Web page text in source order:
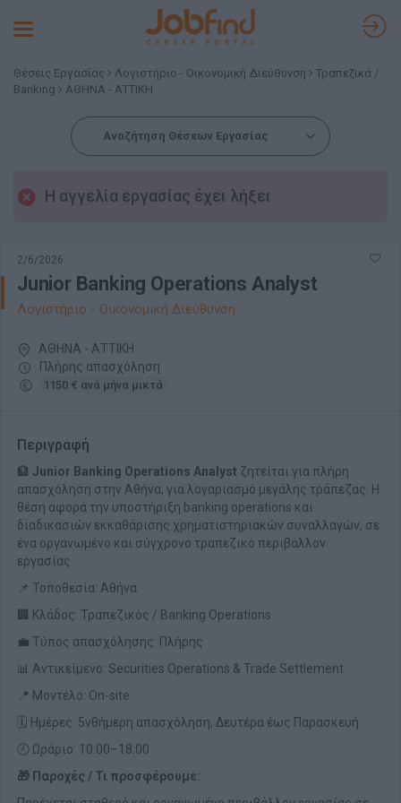
Toggle
Θέσεις Εργασίας Λογιστήριο - Οικονομική Διεύθυνση
Τραπεζικά /
Banking
ΑΘΗΝΑ - ΑΤΤΙΚΗ
Αναζήτηση Θέσεων Εργασίας
Η αγγελία εργασίας έχει λήξει
2/6/2026
Junior Banking Operations Analyst
Λογιστήριο - Οικονομική Διεύθυνση
ΑΘΗΝΑ - ΑΤΤΙΚΗ
Πλήρης απασχόληση
1150 € ανά μήνα μικτά
Περιγραφή
🏦 Junior Banking Operations Analyst ζητείται για πλήρη
απασχόληση στην Αθήνα, για λογαριασμό μεγάλης τράπεζας. Η
θέση αφορά την υποστήριξη banking operations και
διαδικασιών εκκαθάρισης χρηματιστηριακών συναλλαγών, σε
ένα οργανωμένο και σύγχρονο τραπεζικό περιβάλλον
εργασίας.
📌 Τοποθεσία: Αθήνα
🏢 Κλάδος: Τραπεζικός / Banking Operations
💼 Τύπος απασχόλησης: Πλήρης
📊 Αντικείμενο: Securities Operations & Trade Settlement
📍 Μοντέλο: On-site
🗓️ Ημέρες: 5νθήμερη απασχόληση, Δευτέρα έως Παρασκευή
🕗 Ωράριο: 10:00–18:00
🎁 Παροχές / Τι προσφέρουμε: